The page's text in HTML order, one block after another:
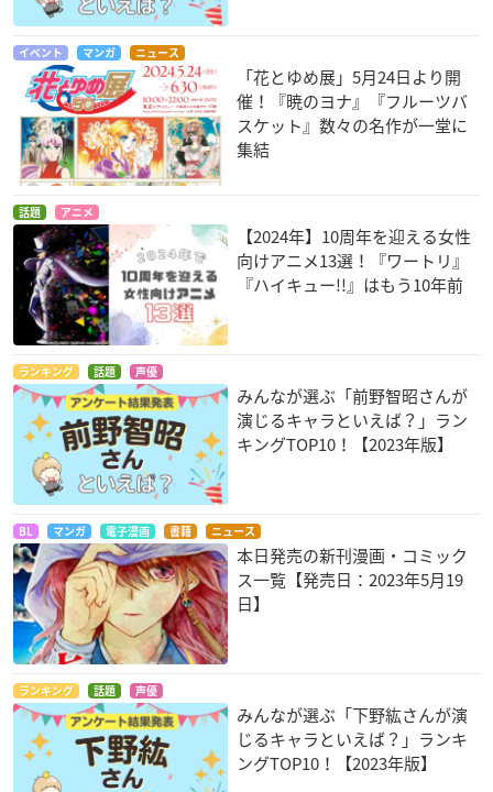
イベント マンガ ニュース
「花とゆめ展」5月24日より開
催！『暁のヨナ』『フルーツバ
スケット』数々の名作が一堂に
集結
話題 アニメ
【2024年】10周年を迎える女性
向けアニメ13選！『ワートリ』
『ハイキュー!!』はもう10年前
ランキング 話題 声優
みんなが選ぶ「前野智昭さんが
演じるキャラといえば？」ラン
キングTOP10！【2023年版】
BL マンガ 電子漫画 書籍 ニュース
本日発売の新刊漫画・コミック
ス一覧【発売日：2023年5月19
日】
ランキング 話題 声優
みんなが選ぶ「下野紘さんが演
じるキャラといえば？」ランキ
ングTOP10！【2023年版】